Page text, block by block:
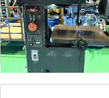
メーカー キヨタ工機
形 式 KY-300
年 -